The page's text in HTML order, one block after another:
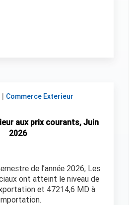
| Commerce Exterieur
aux prix courants, Juin
2026
de l’année 2026, Les
ont atteint le niveau de
et 47214,6 MD à